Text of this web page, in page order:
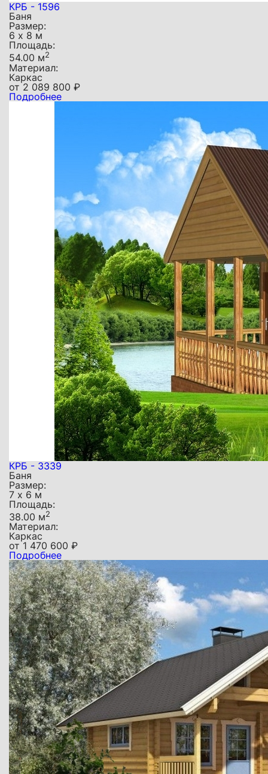
КРБ - 1596
Баня
Размер:
6 х 8 м
Площадь:
54.00 м2
Материал:
Каркас
от2 089 800 ₽
Подробнее
КРБ - 3339
Баня
Размер:
7 х 6 м
Площадь:
38.00 м2
Материал:
Каркас
от1 470 600 ₽
Подробнее